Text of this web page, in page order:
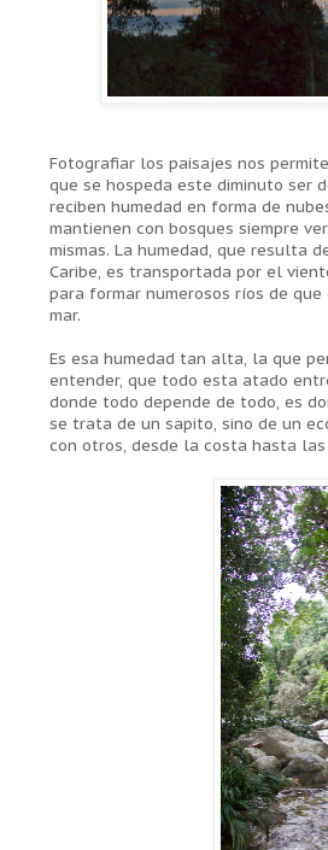
Fotografiar los paisajes nos
que se hospeda este diminuto ser
reciben humedad en forma de
mantienen con bosques siempre
mismas. La humedad, que resulta
Caribe, es transportada por el
para formar numerosos ríos de
mar.
Es esa humedad tan alta, la que
entender, que todo esta atado
donde todo depende de todo, es
se trata de un sapito, sino de un
con otros, desde la costa hasta